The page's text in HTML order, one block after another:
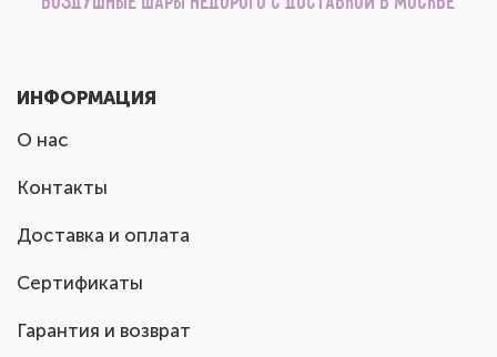
ИНФОРМАЦИЯ
О нас
Контакты
Доставка и оплата
Сертификаты
Гарантия и возврат